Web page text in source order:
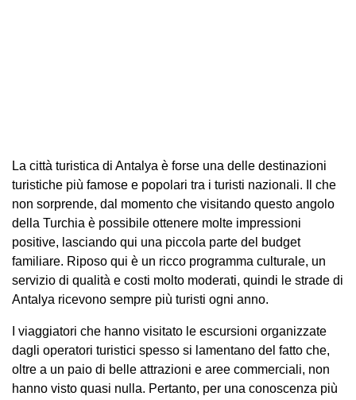
La città turistica di Antalya è forse una delle destinazioni
turistiche più famose e popolari tra i turisti nazionali. Il che
non sorprende, dal momento che visitando questo angolo
della Turchia è possibile ottenere molte impressioni
positive, lasciando qui una piccola parte del budget
familiare. Riposo qui è un ricco programma culturale, un
servizio di qualità e costi molto moderati, quindi le strade di
Antalya ricevono sempre più turisti ogni anno.
I viaggiatori che hanno visitato le escursioni organizzate
dagli operatori turistici spesso si lamentano del fatto che,
oltre a un paio di belle attrazioni e aree commerciali, non
hanno visto quasi nulla. Pertanto, per una conoscenza più